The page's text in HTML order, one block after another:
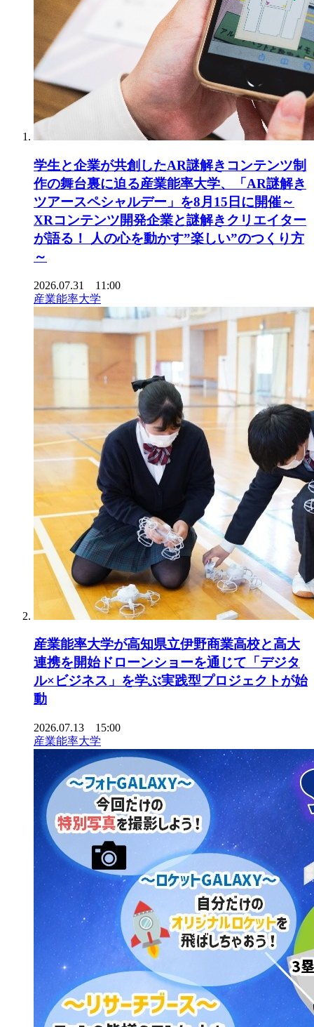
学生と企業が共創したAR謎解きコンテンツ制
作の舞台裏に迫る産業能率大学、「AR謎解き
ツアースペシャルデー」を8月15日に開催～
XRコンテンツ開発企業と謎解きクリエイター
が語る！ 人の心を動かす”楽しい”のつくり方
～
2026.07.31 11:00
産業能率大学
産業能率大学が高知県立伊野商業高校と高大
連携を開始ドローンショーを通じて「デジタ
ル×ビジネス」を学ぶ実践型プロジェクトが始
動
2026.07.13 15:00
産業能率大学